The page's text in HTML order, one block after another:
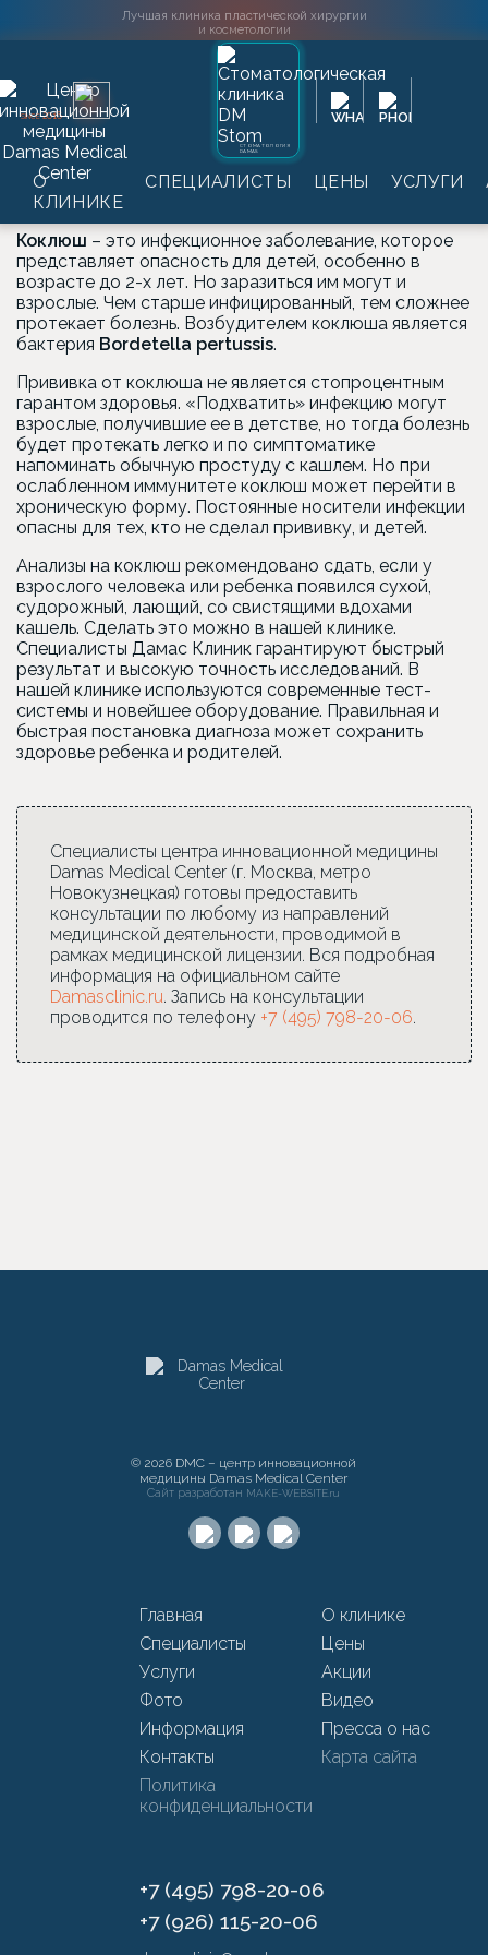
Лучшая клиника пластической хирургии
и косметологии
SINCE2016
СТОМАТОЛОГИЯ
DAMAS
О
КЛИНИКЕ
СПЕЦИАЛИСТЫ ЦЕНЫ УСЛУГИ
Главная →Услуги Лабораторные обследования →
Исследование болезней
→Анализы на коклюш
Анализы на коклюш
Коклюш – это инфекционное заболевание, которое
представляет опасность для детей, особенно в
возрасте до 2-х лет. Но заразиться им могут и
взрослые. Чем старше инфицированный, тем сложнее
протекает болезнь. Возбудителем коклюша является
бактерия Bordetella pertussis.
Прививка от коклюша не является стопроцентным
гарантом здоровья. «Подхватить» инфекцию могут
взрослые, получившие ее в детстве, но тогда болезнь
будет протекать легко и по симптоматике
напоминать обычную простуду с кашлем. Но при
ослабленном иммунитете коклюш может перейти в
хроническую форму. Постоянные носители инфекции
опасны для тех, кто не сделал прививку, и детей.
Анализы на коклюш рекомендовано сдать, если у
взрослого человека или ребенка появился сухой,
судорожный, лающий, со свистящими вдохами
кашель. Сделать это можно в нашей клинике.
Специалисты Дамас Клиник гарантируют быстрый
результат и высокую точность исследований. В
нашей клинике используются современные тест-
системы и новейшее оборудование. Правильная и
быстрая постановка диагноза может сохранить
здоровье ребенка и родителей.
Специалисты центра инновационной медицины
Damas Medical Center (г. Москва, метро
Новокузнецкая) готовы предоставить
консультации по любому из направлений
медицинской деятельности, проводимой в
рамках медицинской лицензии. Вся подробная
информация на официальном сайте
Damasclinic.ru. Запись на консультации
проводится по телефону +7 (495) 798-20-06.
© 2026 DMC – центр инновационной
медицины Damas Medical Center
Сайт разработан MAKE-WEBSITE.ru
Главная
О клинике
Специалисты
Цены
Услуги
Акции
Фото
Видео
Информация
Пресса о нас
Контакты
Карта сайта
Политика
конфиденциальности
+7 (495) 798-20-06
+7 (926) 115-20-06